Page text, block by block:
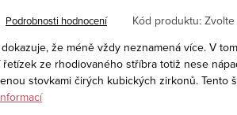
Podrobnosti hodnocení Kód produktu:
že méně vždy neznamená více. V
ze rhodiovaného stříbra totiž nese
stovkami čirých kubických zirkonů. Tento